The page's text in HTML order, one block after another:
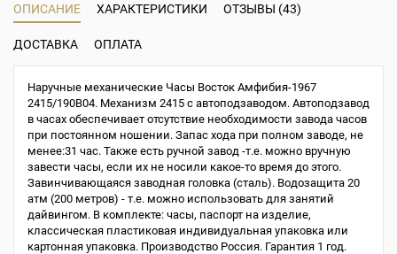
ОПИСАНИЕ ХАРАКТЕРИСТИКИ ОТЗЫВЫ (43)
ДОСТАВКА ОПЛАТА
Наручные механические Часы Восток Амфибия-1967
2415/190B04. Механизм 2415 с автоподзаводом. Автоподзавод
в часах обеспечивает отсутствие необходимости завода часов
при постоянном ношении. Запас хода при полном заводе, не
менее:31 час. Также есть ручной завод -т.е. можно вручную
завести часы, если их не носили какое-то время до этого.
Завинчивающаяся заводная головка (сталь). Водозащита 20
атм (200 метров) - т.е. можно использовать для занятий
дайвингом. В комплекте: часы, паспорт на изделие,
классическая пластиковая индивидуальная упаковка или
картонная упаковка. Производство Россия. Гарантия 1 год.